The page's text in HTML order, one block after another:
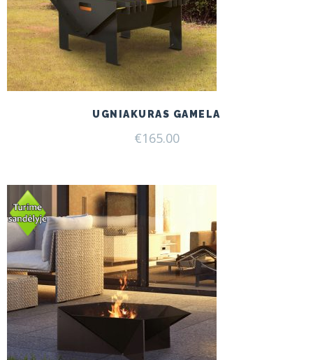
UGNIAKURAS GAMELA
€165.00